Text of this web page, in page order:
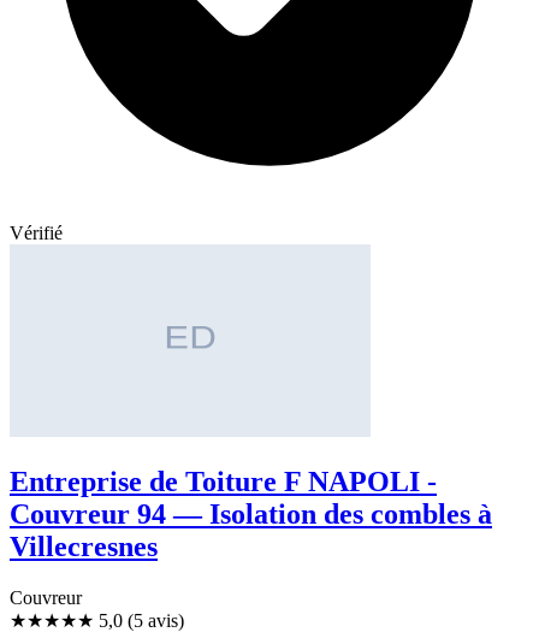
Vérifié
Entreprise de Toiture F NAPOLI -
Couvreur 94 — Isolation des combles à
Villecresnes
Couvreur
★★★★★ 5,0 (5 avis)